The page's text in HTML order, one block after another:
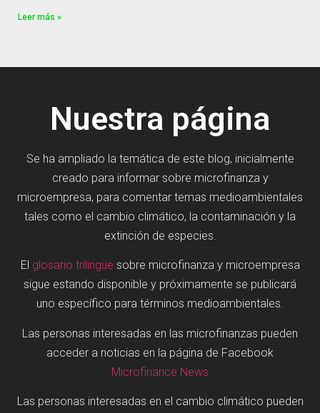
Leer más »
Nuestra página
Se ha ampliado la temática de este blog, inicialmente
creado para informar sobre microfinanza y
microempresa, para comentar temas medioambientales
tales como el cambio climático, la contaminación y la
extinción de especies.
El glosario trilingüe sobre microfinanza y microempresa
sigue estando disponible y próximamente se publicará
uno específico para términos medioambientales.
Las personas interesadas en las microfinanzas pueden
acceder a noticias en la página de Facebook
Microfinance News
Las personas interesadas en el cambio climático pueden